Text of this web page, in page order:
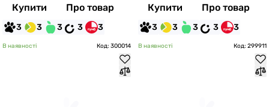
Купити Про товар
3 3 3 3 3
Купити Про товар
3 3 3 3 3
В наявності Код: 300014 В наявності Код: 299911